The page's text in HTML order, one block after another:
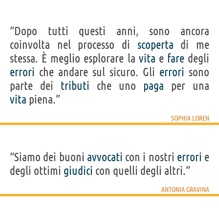
“Dopo tutti questi anni, sono ancora
coinvolta nel processo di scoperta di me
stessa. È meglio esplorare la vita e faredegli
errori che andare sul sicuro. Gli errori sono
parte dei tributi che uno paga per una
vita piena.”
SOPHIA LOREN
“Siamo dei buoni avvocati con i nostri errori e
degli ottimi giudici con quelli degli altri.”
ANTONIA GRAVINA